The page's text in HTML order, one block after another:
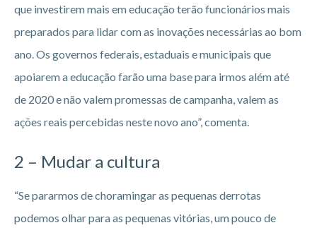
que investirem mais em educação terão funcionários mais
preparados para lidar com as inovações necessárias ao bom
ano. Os governos federais, estaduais e municipais que
apoiarem a educação farão uma base para irmos além até
de 2020 e não valem promessas de campanha, valem as
ações reais percebidas neste novo ano”, comenta.
2 – Mudar a cultura
“Se pararmos de choramingar as pequenas derrotas
podemos olhar para as pequenas vitórias, um pouco de